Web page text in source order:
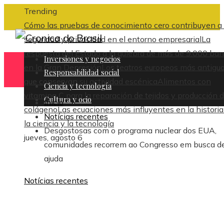
Trending
Cómo las pruebas de conocimiento cero contribuyen a
seguridad y privacidad en el entorno empresarialLa
respuesta del Estado a la quiebra de más de 9.000
en la Gran Depresión Los teatros europeos más
que conservan su actividad escénica Alimentos con
vitamina C para la reparación de tejidos y producción
colágenoLas ecuaciones más influyentes en la
la ciencia y la tecnología
jueves, agosto 6
Inversiones y negocios
Responsabilidad social
Ciencia y tecnología
Cultura y ocio
Inicio
Notícias recentes
Desgostosas com o programa nuclear dos EUA,
comunidades recorrem ao Congresso em busca
ajuda
Notícias recentes